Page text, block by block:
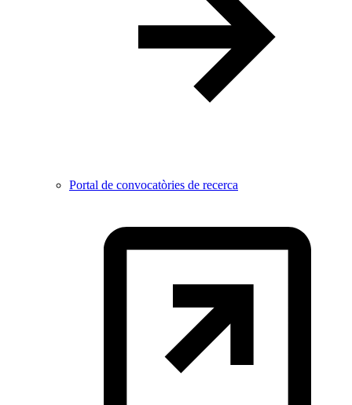
Portal de convocatòries de recerca